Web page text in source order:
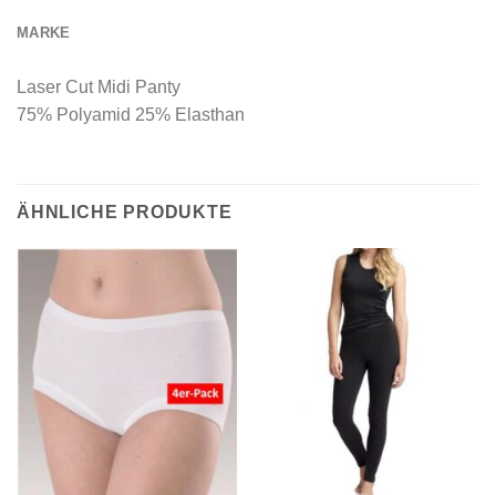
MARKE
Laser Cut Midi Panty
75% Polyamid 25% Elasthan
ÄHNLICHE PRODUKTE